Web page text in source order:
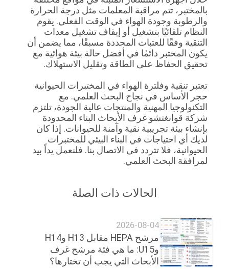
بالمختبر، تتم مراقبة المعلمات مثل درجة الحرارة
والرطوبة وجودة الهواء في الوقت الفعلي. يقوم
النظام تلقائيًا بتشغيل أو إيقاف تشغيل معدات
التنقية وفقًا للعتبات المحددة مسبقًا، مما يضمن أن
يكون المختبر دائمًا في أفضل حالة بيئة هوائية مع
تحقيق الحفاظ على الطاقة وتقليل الاستهلاك.
تعتبر تنقية وفلترة الهواء في المختبرات الحيوانية
حجر الأساس في نجاح البحث العلمي. مع
التكنولوجيا المهنية والمنتجات عالية الجودة، تلتزم
شركة قوانغتشو غرف الأبحاث البناء المحدودة
بإنشاء بيئة تجريبية نقية وآمنة للحيوانات. إذا كان
لديك أي احتياجات في البناء البيئي للمختبرات
الحيوانية، فلا تتردد في الاتصال بنا. فلنعمل يداً بيد
لمرافقة البحث العلمي.
الحالات ذات الصلة
2026-08-04
مرشح HEPA مقابل H13 وH14
وU15: ما هي فئة مرشح غرف
الأبحاث التي يجب أن تختارها؟